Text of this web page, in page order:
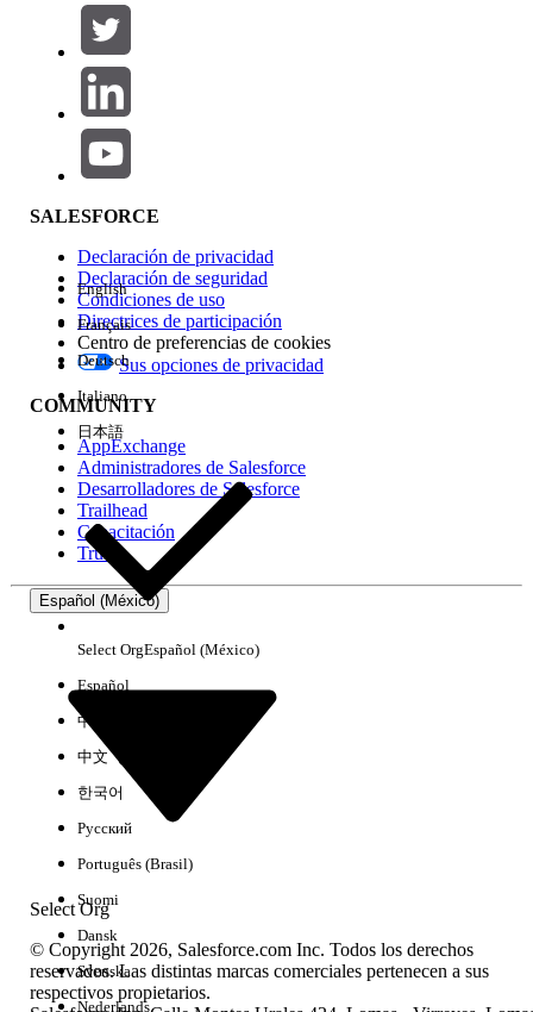
Área de productos
Repercusión de función
Edición
Experiencia
No hay resultados
SALESFORCE
Declaración de privacidad
Declaración de seguridad
Condiciones de uso
Directrices de participación
Centro de preferencias de cookies
Sus opciones de privacidad
COMMUNITY
AppExchange
Administradores de Salesforce
Desarrolladores de Salesforce
Trailhead
Capacitación
Trust
Español (México)
Select Org
English
Français
Deutsch
Italiano
日本語
Select OrgEspañol (México)
Español
中文（简体）
中文（繁體）
한국어
Русский
Português (Brasil)
Suomi
Dansk
Svenska
Nederlands
© Copyright 2026, Salesforce.com Inc. Todos los derechos
reservados. Las distintas marcas comerciales pertenecen a sus
respectivos propietarios.